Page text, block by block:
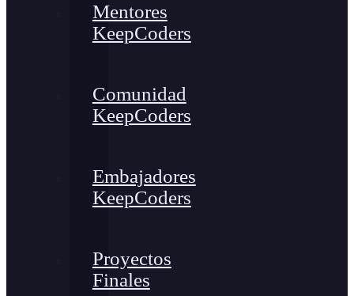
Mentores
KeepCoders
Comunidad
KeepCoders
Embajadores
KeepCoders
Proyectos
Finales